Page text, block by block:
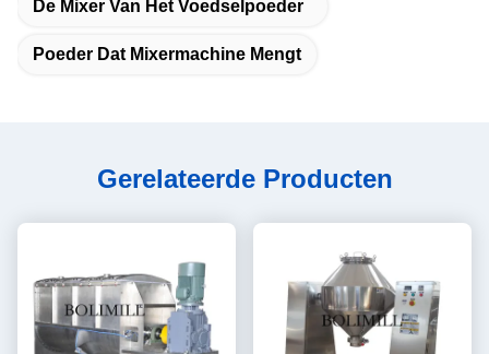
De Mixer Van Het Voedselpoeder
Poeder Dat Mixermachine Mengt
Gerelateerde Producten